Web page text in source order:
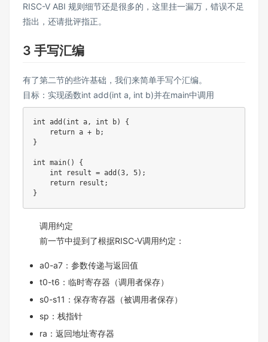
RISC-V ABI 规则细节还是很多的，这里挂一漏万，错误不足
指出，还请批评指正。
3 手写汇编
有了第二节的些许基础，我们来简单手写个汇编。
目标：实现函数int add(int a, int b)并在main中调用
int add ( int a, int b)
{
return a + b;
}
int main( )
{
int result = add (3, 5) ;
return result ;
}
调用约定
前一节中提到了根据RISC-V调用约定：
a0-a7：参数传递与返回值
t0-t6：临时寄存器（调用者保存）
s0-s11：保存寄存器（被调用者保存）
sp：栈指针
ra：返回地址寄存器